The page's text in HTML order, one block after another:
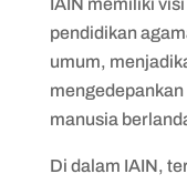
IAIN memiliki
pendidikan
umum,
manusia
Di dalam IAIN,